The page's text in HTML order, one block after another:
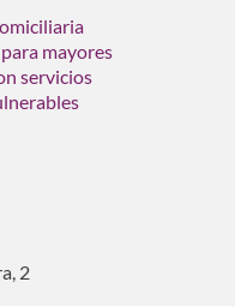
mayores
servicios
2